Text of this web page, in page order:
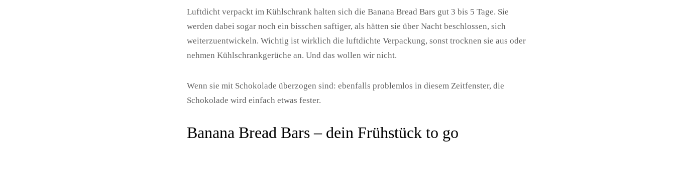
Luftdicht verpackt im Kühlschrank halten sich die Banana Bread Bars gut 3 bis 5 Tage. Sie
werden dabei sogar noch ein bisschen saftiger, als hätten sie über Nacht beschlossen, sich
weiterzuentwickeln. Wichtig ist wirklich die luftdichte Verpackung, sonst trocknen sie aus oder
nehmen Kühlschrankgerüche an. Und das wollen wir nicht.
Wenn sie mit Schokolade überzogen sind: ebenfalls problemlos in diesem Zeitfenster, die
Schokolade wird einfach etwas fester.
Banana Bread Bars – dein Frühstück to go